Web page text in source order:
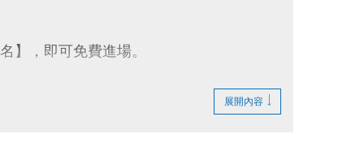
】，即可免費進場。
場，採一進一出管理，請排隊依序等候。
，如逾時未出場重排或票券遺失， 將依場
展開內容